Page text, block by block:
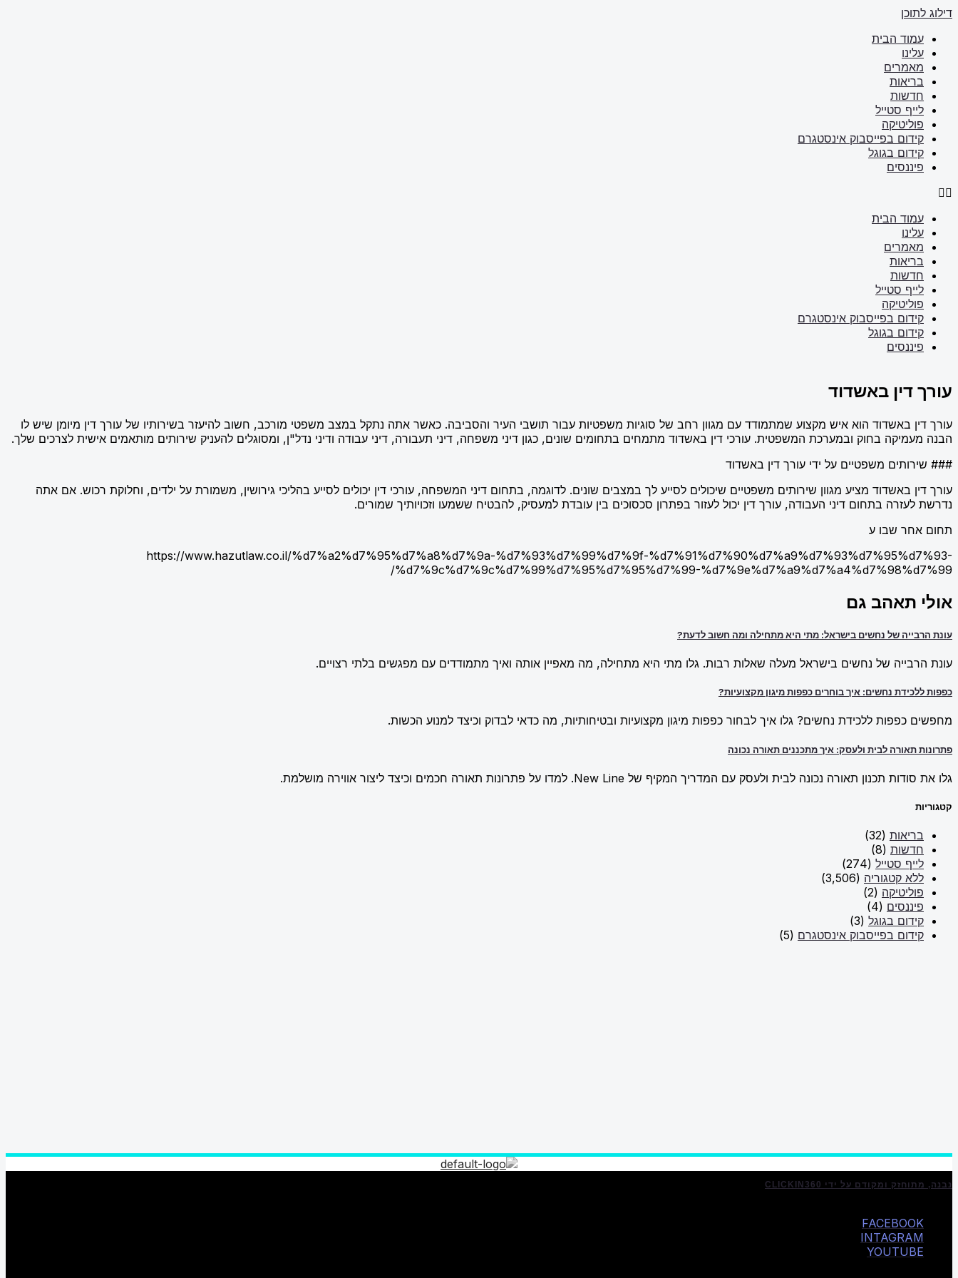
דילוג לתוכן
עמוד הבית
עלינו
מאמרים
בריאות
חדשות
לייף סטייל
פוליטיקה
קידום בפייסבוק אינסטגרם
קידום בגוגל
פיננסים
עמוד הבית
עלינו
מאמרים
בריאות
חדשות
לייף סטייל
פוליטיקה
קידום בפייסבוק אינסטגרם
קידום בגוגל
פיננסים
עורך דין באשדוד
עורך דין באשדוד הוא איש מקצוע שמתמודד עם מגוון רחב של סוגיות משפטיות עבור תושבי העיר והסביבה. כאשר אתה נתקל במצב משפטי מורכב, חשוב להיעזר בשירותיו של עורך דין מיומן שיש לו
הבנה מעמיקה בחוק ובמערכת המשפטית. עורכי דין באשדוד מתמחים בתחומים שונים, כגון דיני משפחה, דיני תעבורה, דיני עבודה ודיני נדל"ן, ומסוגלים להעניק שירותים מותאמים אישית לצרכים שלך.
### שירותים משפטיים על ידי עורך דין באשדוד
עורך דין באשדוד מציע מגוון שירותים משפטיים שיכולים לסייע לך במצבים שונים. לדוגמה, בתחום דיני המשפחה, עורכי דין יכולים לסייע בהליכי גירושין, משמורת על ילדים, וחלוקת רכוש. אם אתה
נדרשת לעזרה בתחום דיני העבודה, עורך דין יכול לעזור בפתרון סכסוכים בין עובדת למעסיק, להבטיח ששמעו וזכויותיך שמורים.
תחום אחר שבו ע
https://www.hazutlaw.co.il/%d7%a2%d7%95%d7%a8%d7%9a-%d7%93%d7%99%d7%9f-%d7%91%d7%90%d7%a9%d7%93%d7%95%d7%93-
%d7%9c%d7%9c%d7%99%d7%95%d7%95%d7%99-%d7%9e%d7%a9%d7%a4%d7%98%d7%99/
אולי תאהב גם
עונת הרבייה של נחשים בישראל: מתי היא מתחילה ומה חשוב לדעת?
עונת הרבייה של נחשים בישראל מעלה שאלות רבות. גלו מתי היא מתחילה, מה מאפיין אותה ואיך מתמודדים עם מפגשים בלתי רצויים.
כפפות ללכידת נחשים: איך בוחרים כפפות מיגון מקצועיות?
מחפשים כפפות ללכידת נחשים? גלו איך לבחור כפפות מיגון מקצועיות ובטיחותיות, מה כדאי לבדוק וכיצד למנוע הכשות.
פתרונות תאורה לבית ולעסק: איך מתכננים תאורה נכונה
גלו את סודות תכנון תאורה נכונה לבית ולעסק עם המדריך המקיף של New Line. למדו על פתרונות תאורה חכמים וכיצד ליצור אווירה מושלמת.
קטגוריות
בריאות (32)
חדשות (8)
לייף סטייל (274)
ללא קטגוריה (3,506)
פוליטיקה (2)
פיננסים (4)
קידום בגוגל (3)
קידום בפייסבוק אינסטגרם (5)
נבנה, מתוחזק ומקודם על ידי CLICKIN360
FACEBOOK
INTAGRAM
YOUTUBE